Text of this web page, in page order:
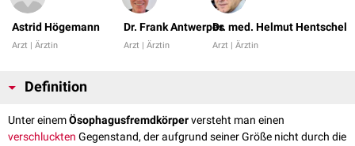
Astrid Högemann
Arzt | Ärztin
Dr. Frank Antwerpes
Arzt | Ärztin
Dr. med. Helmut Hentschel
Arzt | Ärztin
Definition
Unter einemÖsophagusfremdkörperversteht man einen
verschluckten Gegenstand, der aufgrund seiner Größe nicht durch die